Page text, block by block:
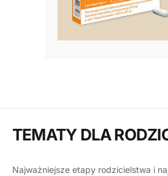
TEMATY DLA
Najważniejsze etapy rodzicielstwa i